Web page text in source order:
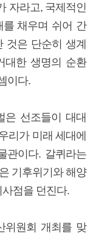
자라고, 국제적인
를 채우며 쉬어 간
것은 단순히 생계
대한 생명의 순환
이다.
은 선조들이 대대
리가 미래 세대에
관이다. 갈퀴라는
기후위기와 해양
점을 던진다.
위원회 개최를 맞